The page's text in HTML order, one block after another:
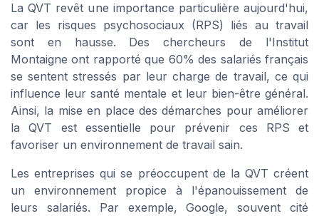
La QVT revêt une importance particulière aujourd'hui,
car les risques psychosociaux (RPS) liés au travail
sont en hausse. Des chercheurs de l'Institut
Montaigne ont rapporté que 60% des salariés français
se sentent stressés par leur charge de travail, ce qui
influence leur santé mentale et leur bien-être général.
Ainsi, la mise en place des démarches pour améliorer
la QVT est essentielle pour prévenir ces RPS et
favoriser un environnement de travail sain.
Les entreprises qui se préoccupent de la QVT créent
un environnement propice à l'épanouissement de
leurs salariés. Par exemple, Google, souvent cité